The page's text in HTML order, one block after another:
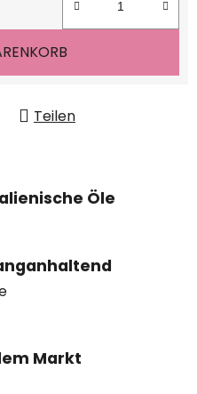
Teilen
Öle
Markt